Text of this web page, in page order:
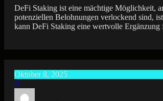
DeFi Staking ist eine mächtige Möglichkeit,
potenziellen Belohnungen verlockend sind,
kann DeFi Staking eine wertvolle
Oktober 8, 2025
0